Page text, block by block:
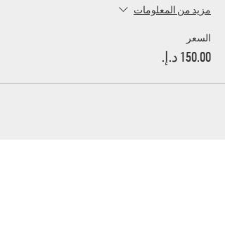
مزيد من المعلومات
السعر